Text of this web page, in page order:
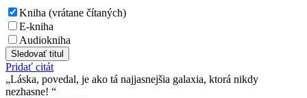
Kniha (vrátane čítaných)
E-kniha
Audiokniha
Sledovať titul
Pridať citát
Láska, povedal, je ako tá najjasnejšia galaxia, ktorá nikdy
nezhasne!